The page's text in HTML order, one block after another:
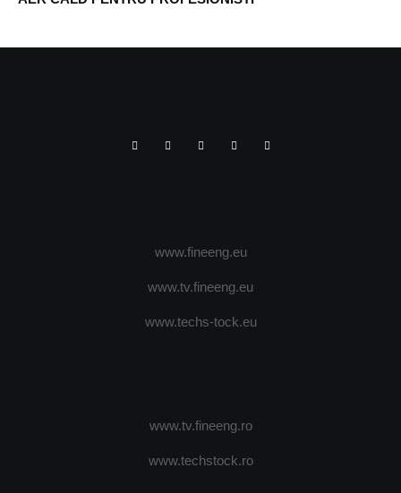
www.fineeng.eu
www.tv.fineeng.eu
www.techs-tock.eu
www.tv.fineeng.ro
www.techstock.ro